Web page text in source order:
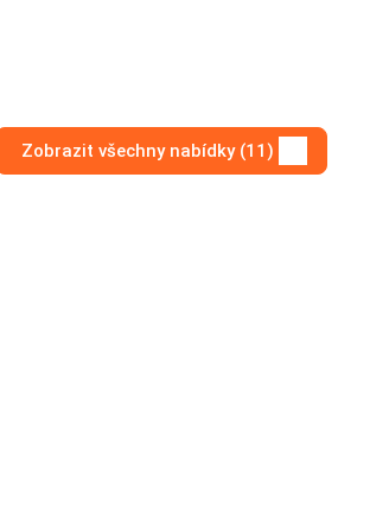
Zobrazit všechny nabídky (11)